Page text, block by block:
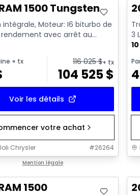
1500 Tungsten
intégrale, Moteur: I6 biturbo de
rendement avec arrêt au
Cyl. - Essenc...
+ tx 116 025$+ tx
104 525$
Voir les détails
votre achat
Chrysler #26264
Mention légale
3
1500